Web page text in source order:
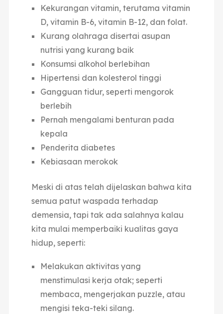
Kekurangan vitamin, terutama vitamin
D, vitamin B-6, vitamin B-12, dan folat.
Kurang olahraga disertai asupan
nutrisi yang kurang baik
Konsumsi alkohol berlebihan
Hipertensi dan kolesterol tinggi
Gangguan tidur, seperti mengorok
berlebih
Pernah mengalami benturan pada
kepala
Penderita diabetes
Kebiasaan merokok
Meski di atas telah dijelaskan bahwa kita
semua patut waspada terhadap
demensia, tapi tak ada salahnya kalau
kita mulai memperbaiki kualitas gaya
hidup, seperti:
Melakukan aktivitas yang
menstimulasi kerja otak; seperti
membaca, mengerjakan puzzle, atau
mengisi teka-teki silang.